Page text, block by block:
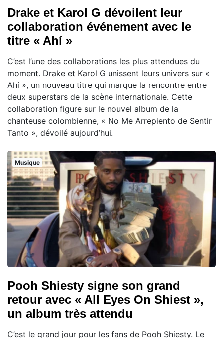
Drake et Karol G dévoilent leur
collaboration événement avec le
titre « Ahí »
C’est l’une des collaborations les plus attendues du
moment. Drake et Karol G unissent leurs univers sur «
Ahí », un nouveau titre qui marque la rencontre entre
deux superstars de la scène internationale. Cette
collaboration figure sur le nouvel album de la
chanteuse colombienne, « No Me Arrepiento de Sentir
Tanto », dévoilé aujourd’hui.
Musique
Pooh Shiesty signe son grand
retour avec « All Eyes On Shiest »,
un album très attendu
C’est le grand jour pour les fans de Pooh Shiesty. Le